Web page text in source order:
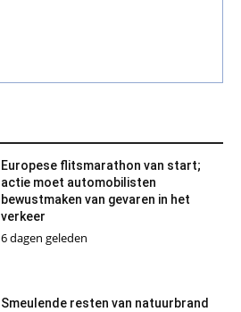
Europese flitsmarathon van start;
actie moet automobilisten
bewustmaken van gevaren in het
verkeer
6 dagen geleden
Smeulende resten van natuurbrand